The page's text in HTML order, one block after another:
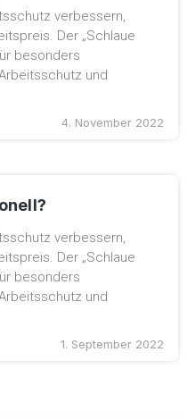
4. November 2022
verbessern,
Der „Schlaue
besonders
und
1. September 2022
verbessern,
Der „Schlaue
besonders
und